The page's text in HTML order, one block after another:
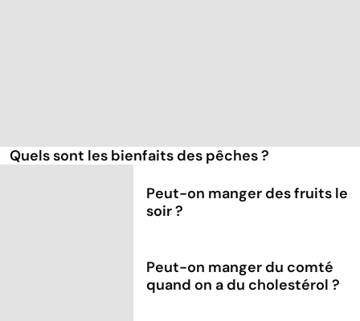
Quels sont les bienfaits des pêches ?
Peut-on manger des fruits le
soir ?
Peut-on manger du comté
quand on a du cholestérol ?